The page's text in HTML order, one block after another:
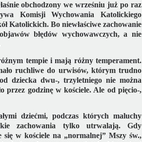
obchodzony we wrześniu już po raz
Komisji Wychowania Katolickiego
Katolickich. Bo niewłaściwe zachowanie
błędów wychowawczych, a nie
tempie i mają różny temperament.
ruchliwe do urwisów, którym trudno
dziecka dwu-, trzyletniego nie można
przez godzinę w kościele. Ale od pięcio-,
dziećmi, podczas których maluchy
zachowania tylko utrwalają. Gdy
w kościele na „normalnej” Mszy św.,